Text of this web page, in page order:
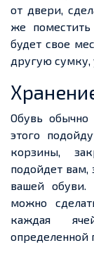
от двери,
же
будет свое
другую сумку,
Обувь
этого
корзины,
подойдет вам,
вашей обуви.
можно
каждая
определенной